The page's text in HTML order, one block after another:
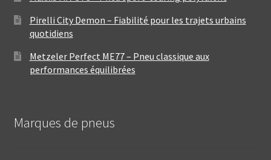
Pirelli City Demon – Fiabilité pour les trajets urbains
quotidiens
Metzeler Perfect ME77 – Pneu classique aux
performances équilibrées
Marques de pneus